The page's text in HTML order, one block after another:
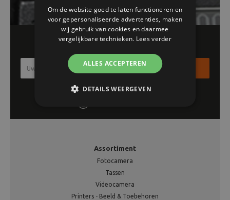
Schrijf je in voor onze nieuwsbrief!!
Inschrijven
Assortiment
Fotocamera
Tassen
Videocamera
Printers - Beeld & Toebehoren
Om de website goed te laten functioneren en
voor gepersonaliseerde advertenties, maken
wij gebruik van cookies en daarmee
vergelijkbare technieken. Lees verder
ALLES ACCEPTEREN
DETAILS WEERGEVEN